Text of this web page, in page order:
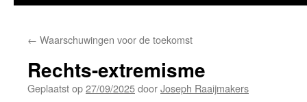
← Waarschuwingen voor de toekomst
Rechts-extremisme
Geplaatst op27/09/2025doorJoseph Raaijmakers